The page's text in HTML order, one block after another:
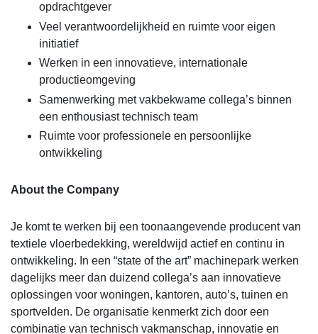
opdrachtgever
Veel verantwoordelijkheid en ruimte voor eigen
initiatief
Werken in een innovatieve, internationale
productieomgeving
Samenwerking met vakbekwame collega’s binnen
een enthousiast technisch team
Ruimte voor professionele en persoonlijke
ontwikkeling
About the Company
Je komt te werken bij een toonaangevende producent van
textiele vloerbedekking, wereldwijd actief en continu in
ontwikkeling. In een “state of the art” machinepark werken
dagelijks meer dan duizend collega’s aan innovatieve
oplossingen voor woningen, kantoren, auto’s, tuinen en
sportvelden. De organisatie kenmerkt zich door een
combinatie van technisch vakmanschap, innovatie en